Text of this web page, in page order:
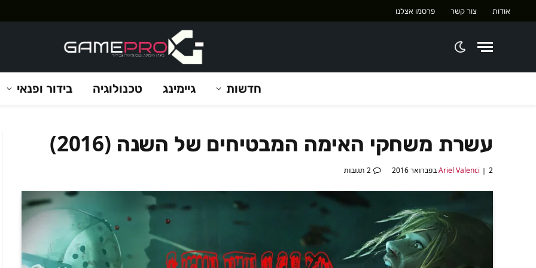
אודות צור קשר פרסמו אצלנו
חדשות גיימינג טכנולוגיה בידור ופנאי
עשרת משחקי האימה המבטיחים של השנה (2016)
Ariel Valenci 2 בפברואר 2016 2 תגובות